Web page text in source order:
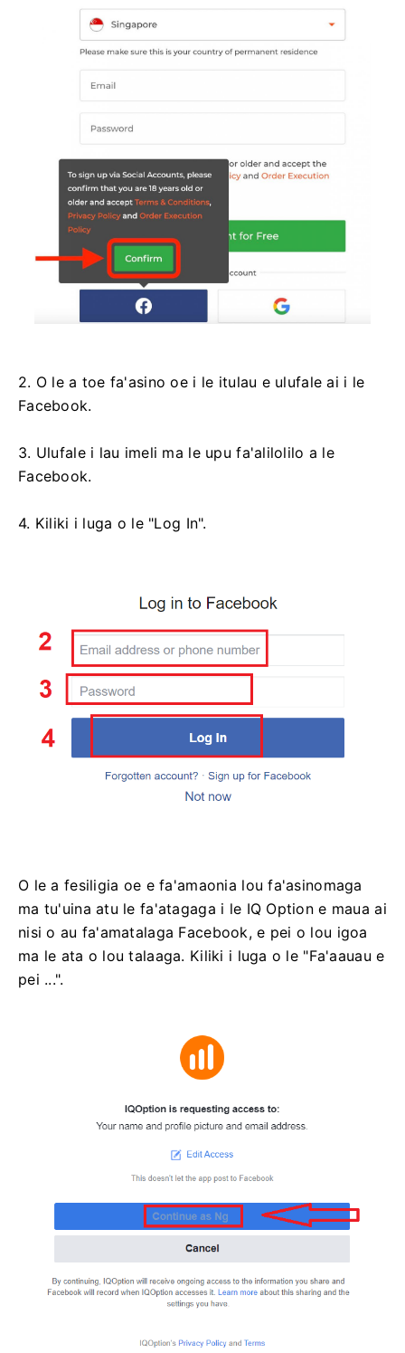
2. O le a toe fa'asino oe i le itulau e ulufale ai i le
Facebook.
3. Ulufale i lau imeli ma le upu fa'alilolilo a le
Facebook.
4. Kiliki i luga o le "Log In".
O le a fesiligia oe e fa'amaonia lou fa'asinomaga
ma tu'uina atu le fa'atagaga i le IQ Option e maua ai
nisi o au fa'amatalaga Facebook, e pei o lou igoa
ma le ata o lou talaaga. Kiliki i luga o le "Fa'aauau e
pei ...".